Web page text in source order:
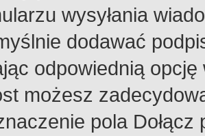
wysyłania
dodawać
odpowiednią
możesz
pola